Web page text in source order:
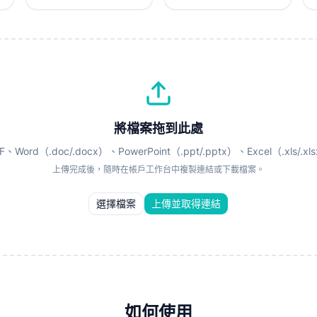
將檔案拖到此處
、Word（.doc/.docx）、PowerPoint（.ppt/.pptx）、Excel（.xls/
上傳完成後，隨時在帳戶工作台中複製連結或下載檔案。
選擇檔案 上傳並取得連結
如何使用